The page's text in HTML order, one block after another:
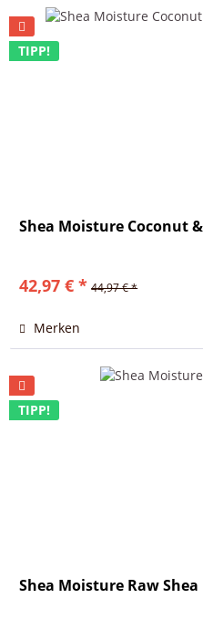
TIPP!
Shea Moisture Coconut
42,97 € * 44,97 € *
Merken
TIPP!
Shea Moisture Raw